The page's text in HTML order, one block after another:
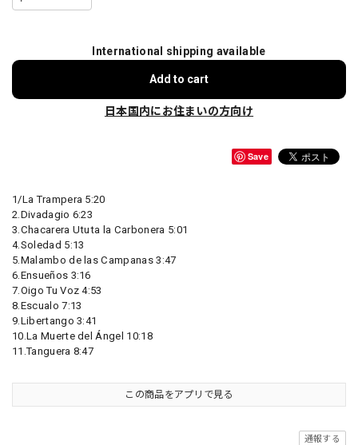
International shipping available
Add to cart
日本国内にお住まいの方向け
Save
1/La Trampera 5:20
2.Divadagio 6:23
3.Chacarera Ututa la Carbonera 5:01
4.Soledad 5:13
5.Malambo de las Campanas 3:47
6.Ensueños 3:16
7.Oigo Tu Voz 4:53
8.Escualo 7:13
9.Libertango 3:41
10.La Muerte del Ángel 10:18
11.Tanguera 8:47
この商品をアプリで見る
通報する